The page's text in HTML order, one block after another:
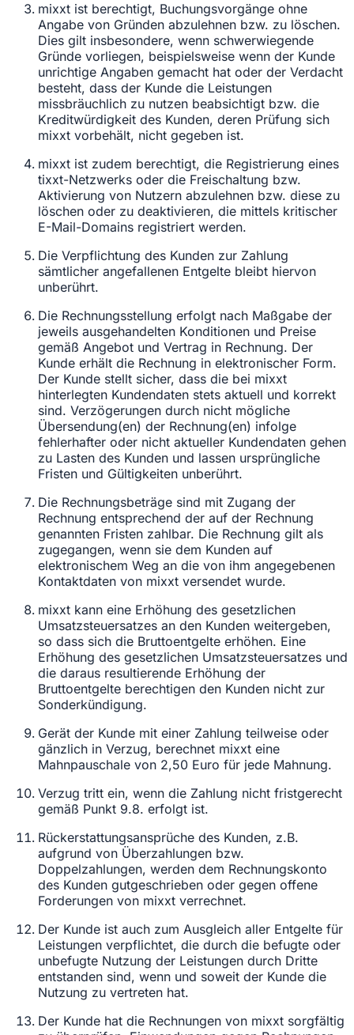
mixxt ist berechtigt, Buchungsvorgänge ohne
Angabe von Gründen abzulehnen bzw. zu löschen.
Dies gilt insbesondere, wenn schwerwiegende
Gründe vorliegen, beispielsweise wenn der Kunde
unrichtige Angaben gemacht hat oder der Verdacht
besteht, dass der Kunde die Leistungen
missbräuchlich zu nutzen beabsichtigt bzw. die
Kreditwürdigkeit des Kunden, deren Prüfung sich
mixxt vorbehält, nicht gegeben ist.
mixxt ist zudem berechtigt, die Registrierung eines
tixxt-Netzwerks oder die Freischaltung bzw.
Aktivierung von Nutzern abzulehnen bzw. diese zu
löschen oder zu deaktivieren, die mittels kritischer
E-Mail-Domains registriert werden.
Die Verpflichtung des Kunden zur Zahlung
sämtlicher angefallenen Entgelte bleibt hiervon
unberührt.
Die Rechnungsstellung erfolgt nach Maßgabe der
jeweils ausgehandelten Konditionen und Preise
gemäß Angebot und Vertrag in Rechnung. Der
Kunde erhält die Rechnung in elektronischer Form.
Der Kunde stellt sicher, dass die bei mixxt
hinterlegten Kundendaten stets aktuell und korrekt
sind. Verzögerungen durch nicht mögliche
Übersendung(en) der Rechnung(en) infolge
fehlerhafter oder nicht aktueller Kundendaten gehen
zu Lasten des Kunden und lassen ursprüngliche
Fristen und Gültigkeiten unberührt.
Die Rechnungsbeträge sind mit Zugang der
Rechnung entsprechend der auf der Rechnung
genannten Fristen zahlbar. Die Rechnung gilt als
zugegangen, wenn sie dem Kunden auf
elektronischem Weg an die von ihm angegebenen
Kontaktdaten von mixxt versendet wurde.
mixxt kann eine Erhöhung des gesetzlichen
Umsatzsteuersatzes an den Kunden weitergeben,
so dass sich die Bruttoentgelte erhöhen. Eine
Erhöhung des gesetzlichen Umsatzsteuersatzes und
die daraus resultierende Erhöhung der
Bruttoentgelte berechtigen den Kunden nicht zur
Sonderkündigung.
Gerät der Kunde mit einer Zahlung teilweise oder
gänzlich in Verzug, berechnet mixxt eine
Mahnpauschale von 2,50 Euro für jede Mahnung.
Verzug tritt ein, wenn die Zahlung nicht fristgerecht
gemäß Punkt 9.8. erfolgt ist.
Rückerstattungsansprüche des Kunden, z.B.
aufgrund von Überzahlungen bzw.
Doppelzahlungen, werden dem Rechnungskonto
des Kunden gutgeschrieben oder gegen offene
Forderungen von mixxt verrechnet.
Der Kunde ist auch zum Ausgleich aller Entgelte für
Leistungen verpflichtet, die durch die befugte oder
unbefugte Nutzung der Leistungen durch Dritte
entstanden sind, wenn und soweit der Kunde die
Nutzung zu vertreten hat.
Der Kunde hat die Rechnungen von mixxt sorgfältig